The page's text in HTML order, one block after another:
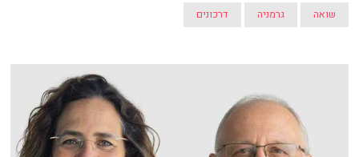
שואה גרמניה דרכונים